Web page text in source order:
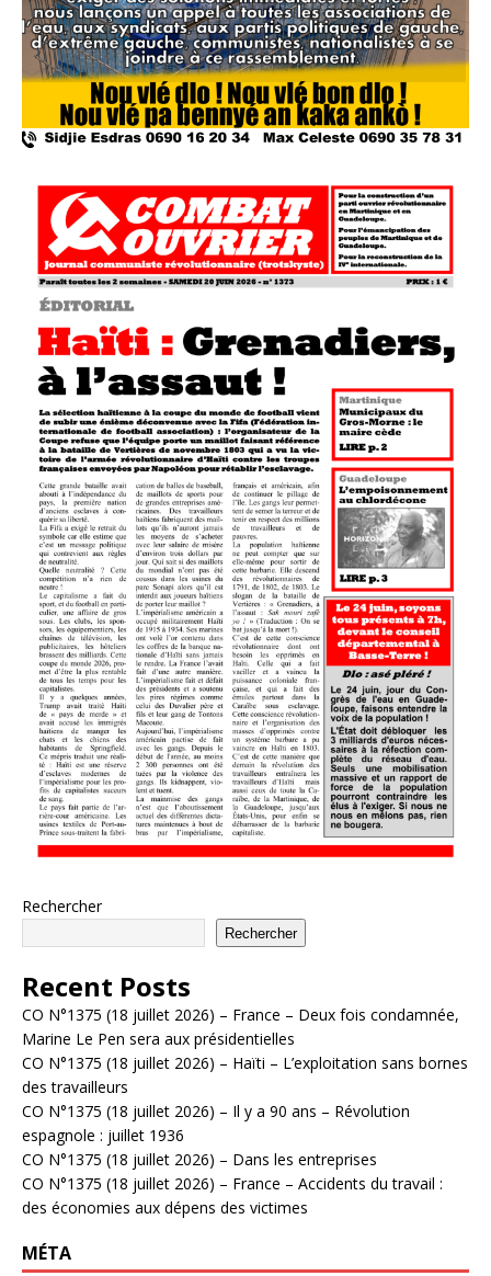
Rechercher
Rechercher
Recent Posts
CO N°1375 (18 juillet 2026) – France – Deux fois condamnée,
Marine Le Pen sera aux présidentielles
CO N°1375 (18 juillet 2026) – Haïti – L’exploitation sans bornes
des travailleurs
CO N°1375 (18 juillet 2026) – Il y a 90 ans – Révolution
espagnole : juillet 1936
CO N°1375 (18 juillet 2026) – Dans les entreprises
CO N°1375 (18 juillet 2026) – France – Accidents du travail :
des économies aux dépens des victimes
MÉTA